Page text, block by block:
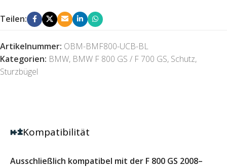
Teilen:
Artikelnummer: OBM-BMF800-UCB-BL
Kategorien: BMW, BMW F 800 GS / F 700 GS, Schutz,
Sturzbügel
Kompatibilität
Ausschließlich kompatibel mit der F 800 GS 2008–